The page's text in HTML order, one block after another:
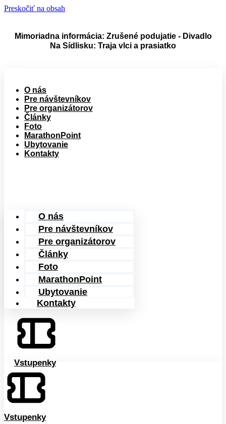
Preskočiť na obsah
Mimoriadna informácia: Zrušené podujatie - Divadlo
Na Sídlisku: Traja vlci a prasiatko
O nás
Pre návštevníkov
Pre organizátorov
Články
Foto
MarathonPoint
Ubytovanie
Kontakty
O nás
Pre návštevníkov
Pre organizátorov
Články
Foto
MarathonPoint
Ubytovanie
Kontakty
Vstupenky
Vstupenky